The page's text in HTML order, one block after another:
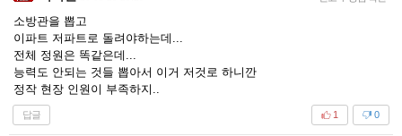
소방관을 뽑고
이파트 저파트로 돌려야하는데...
전체 정원은 똑같은데...
능력도 안되는 것들 뽑아서 이거 저것로 하니깐
정작 현장 인원이 부족하지..
답글 0
1